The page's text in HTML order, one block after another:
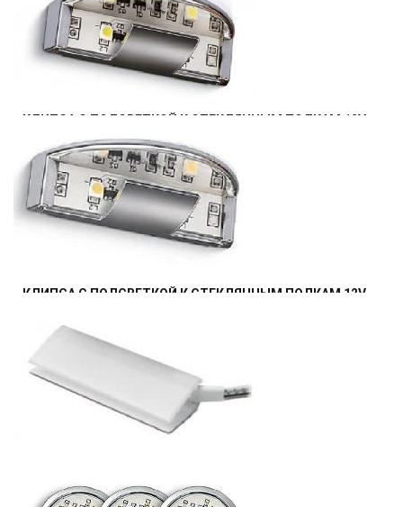
КЛИПСА С ПОДСВЕТКОЙ К СТЕКЛЯННЫМ ПОЛКАМ 12V
от 65.52р.
КЛИПСА С ПОДСВЕТКОЙ К СТЕКЛЯННЫМ ПОЛКАМ 12V
Распродажа 30%
от
12V, 9 ДИОДОВ